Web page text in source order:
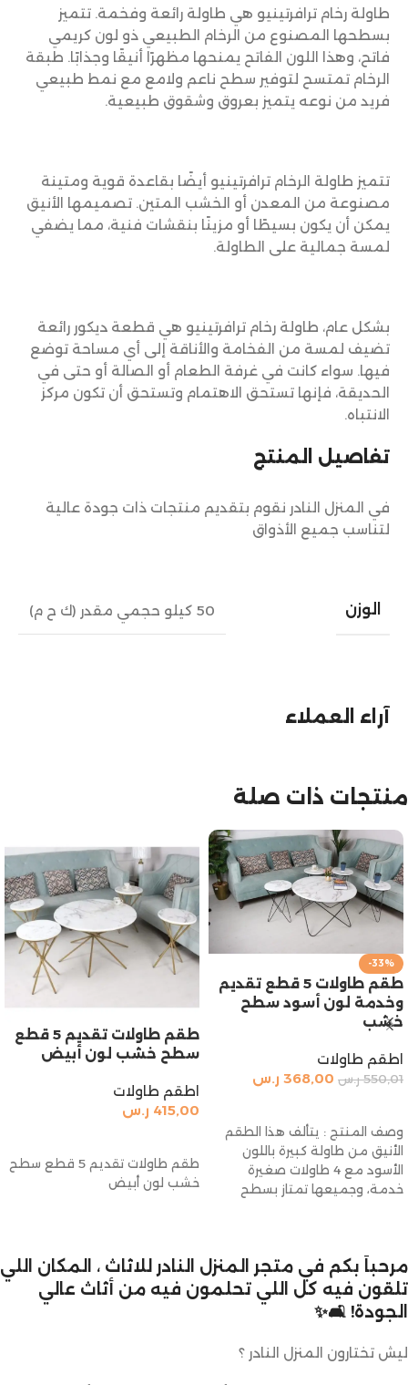
تفاصيل المنتج
في المنزل النادر نقوم بتقديم منتجات ذات جودة عالية
لتناسب جميع الأذواق
الوزن 50 كيلو حجمي مقدر (ك ح م)
طاولة رخام ترافرتينيو هي طاولة رائعة وفخمة. تتميز
بسطحها المصنوع من الرخام الطبيعي ذو لون كريمي
فاتح، وهذا اللون الفاتح يمنحها مظهرًا أنيقًا وجذابًا. طبقة
الرخام تمتسح لتوفير سطح ناعم ولامع مع نمط طبيعي
فريد من نوعه يتميز بعروق وشقوق طبيعية.
تتميز طاولة الرخام ترافرتينيو أيضًا بقاعدة قوية ومتينة
مصنوعة من المعدن أو الخشب المتين. تصميمها الأنيق
يمكن أن يكون بسيطًا أو مزينًا بنقشات فنية، مما يضفي
لمسة جمالية على الطاولة.
بشكل عام، طاولة رخام ترافرتينيو هي قطعة ديكور رائعة
تضيف لمسة من الفخامة والأناقة إلى أي مساحة توضع
فيها. سواء كانت في غرفة الطعام أو الصالة أو حتى في
الحديقة، فإنها تستحق الاهتمام وتستحق أن تكون مركز
الانتباه.
آراء العملاء
منتجات ذات صلة
-33%
طقم طاولات 5 قطع تقديم
وخدمة لون أسود سطح
خشب
اطقم طاولات
550,01 ر.س 368,00 ر.س
وصف المنتج : يتألف هذا الطقم
الأنيق من طاولة كبيرة باللون
الأسود مع 4 طاولات صغيرة
خدمة، وجميعها تمتاز بسطح
طقم طاولات تقديم 5 قطع
سطح خشب لون أبيض
اطقم طاولات
415,00 ر.س
طقم طاولات تقديم 5 قطع سطح
خشب لون أبيض
مرحباً بكم في متجر المنزل النادر للاثاث ، المكان اللي
تلقون فيه كل اللي تحلمون فيه من أثاث عالي
الجودة! 🛋️✨
ليش تختارون المنزل النادر ؟